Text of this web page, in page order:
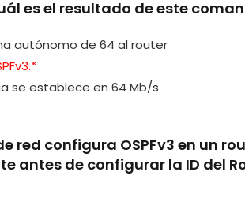
es el resultado de este
autónomo de 64 al router
se establece en 64 Mb/s
red configura OSPFv3 en un
antes de configurar la ID del